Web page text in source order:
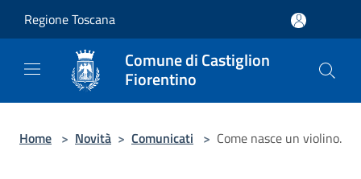
Regione Toscana
Comune di Castiglion
Fiorentino
Home > Novità > Comunicati > Come nasce un violino.